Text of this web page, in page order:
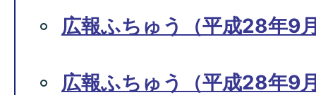
広報ふちゅう（平成28年9
広報ふちゅう（平成28年9